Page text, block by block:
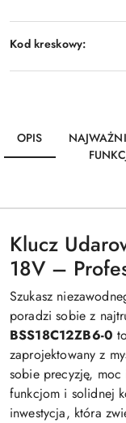
Kod kreskowy:
OPIS
Klucz
18V –
Szukasz
poradzi sobie z
BSS18C12ZB6-0
zaprojektowany z
sobie precyzję,
funkcjom i solidnej
inwestycja, która